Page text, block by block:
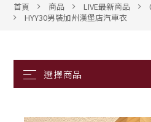
ALL ITEM
首頁 商品 LIVE最新商品
HYY30男裝加州漢堡店汽車衣